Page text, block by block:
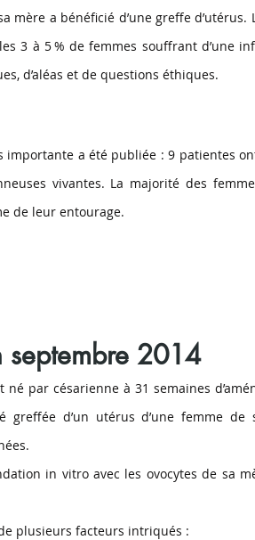
mère a bénéficié d’une greffe
3 à 5 % de femmes souffrant d’une
d’aléas et de questions éthiques.
importante a été publiée : 9 patientes
vivantes. La majorité des
de leur entourage.
septembre 2014
par césarienne à 31 semaines
greffée d’un utérus d’une femme
in vitro avec les ovocytes de sa
plusieurs facteurs intriqués :